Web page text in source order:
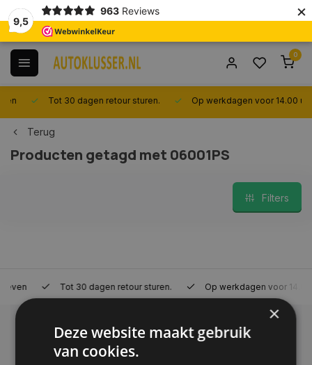
9,5
963 Reviews ×
0
Tot 30 dagen retour sturen. Op werkdagen voor 14.00 uur
Terug
Producten getagd met 06001PS
Filters
Tot 30 dagen retour sturen. Op werkdagen voor 14.00 uur
Klantenservice
Veelgestelde vragen
×
Deze website maakt gebruik
van cookies.